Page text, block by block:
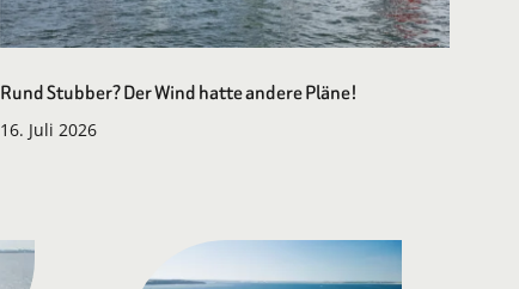
Rund Stubber? Der Wind hatte andere Pläne!
16. Juli 2026